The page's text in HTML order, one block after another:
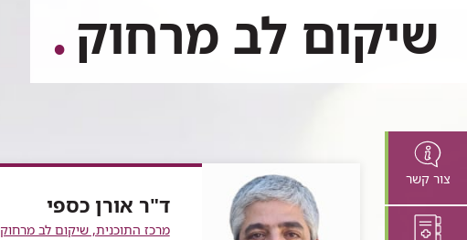
צור קשר
שיקום לב מרחוק
ד"ר אורן כספי
מרכז התוכנית, שיקום לב מרחוק